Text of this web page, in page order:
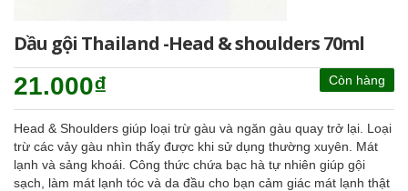
Dầu gội Thailand -Head & shoulders 70ml
Còn hàng
21.000₫
Head & Shoulders giúp loại trừ gàu và ngăn gàu quay trở lại. Loại
trừ các vảy gàu nhìn thấy được khi sử dụng thường xuyên. Mát
lạnh và sảng khoái. Công thức chứa bạc hà tự nhiên giúp gội
sạch, làm mát lạnh tóc và da đầu cho bạn cảm giác mát lạnh thật